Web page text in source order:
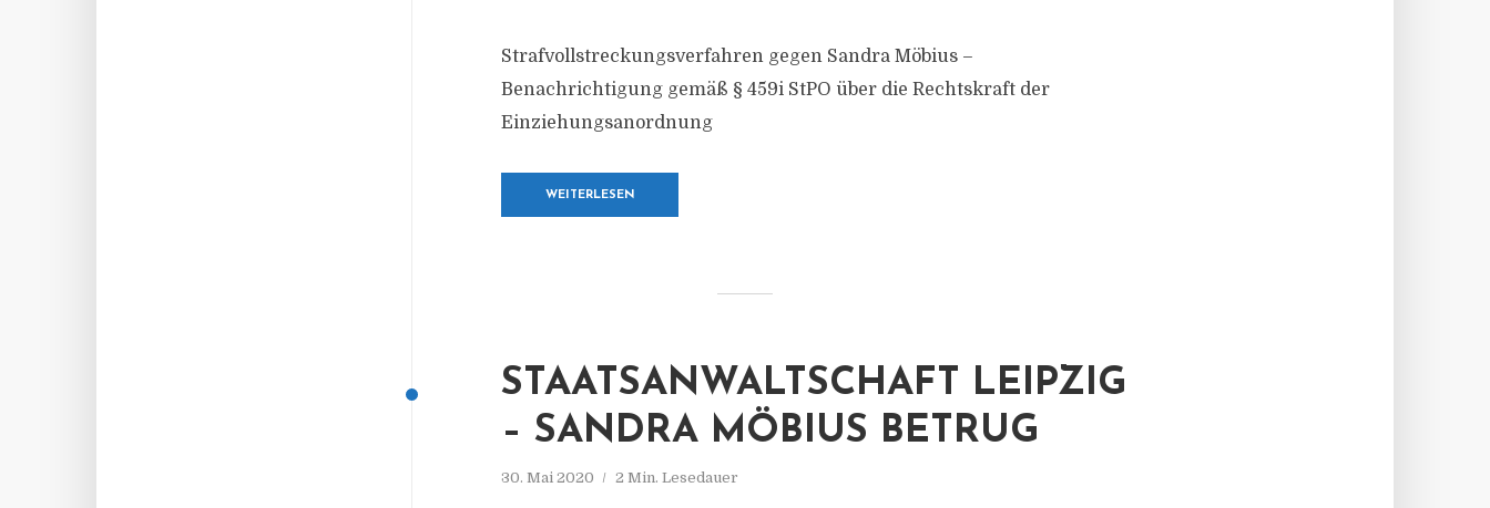
Strafvollstreckungsverfahren gegen Sandra Möbius –
Benachrichtigung gemäß § 459i StPO über die Rechtskraft der
Einziehungsanordnung
WEITERLESEN
STAATSANWALTSCHAFT LEIPZIG
– SANDRA MÖBIUS BETRUG
30. Mai 2020 2 Min. Lesedauer